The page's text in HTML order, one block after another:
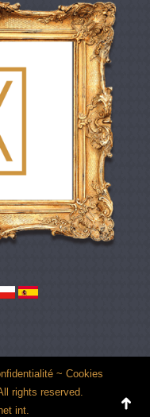
~ Cookies
rights reserved.
int.